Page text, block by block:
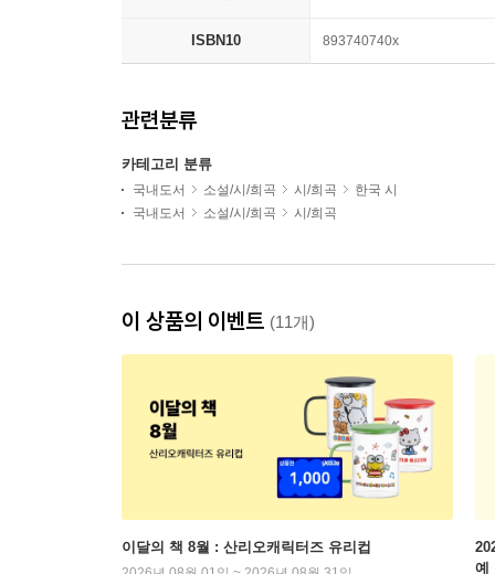
ISBN10 893740740x
관련분류
카테고리 분류
국내도서 소설/시/희곡 시/희곡
한국 시
국내도서
소설/시/희곡 시/희곡
이 상품의 이벤트 (11개)
이달의 책 8월 : 산리오캐릭터즈 유리컵
예